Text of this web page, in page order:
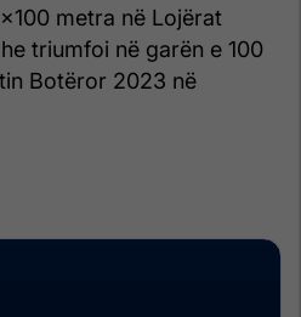
metra në Lojërat
triumfoi në garën e 100
Botëror 2023 në